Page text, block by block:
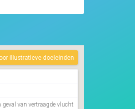
illustratieve doeleinden
geval van vertraagde vlucht